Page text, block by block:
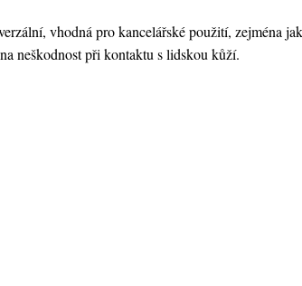
vhodná pro kancelářské použití, zejména
neškodnost při kontaktu s lidskou kůží.